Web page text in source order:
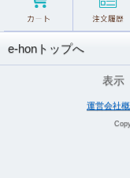
e-honトップへ
表示
運営会社